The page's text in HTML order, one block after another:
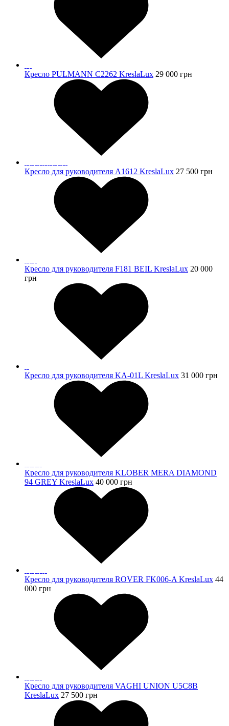
Кресло PULMANN C2262 KreslaLux 29 000 грн
Кресло для руководителя A1612 KreslaLux 27 500 грн
Кресло для руководителя F181 BEIL KreslaLux 20 000
грн
Кресло для руководителя KA-01L KreslaLux 31 000 грн
Кресло для руководителя KLOBER MERA DIAMOND
94 GREY KreslaLux 40 000 грн
Кресло для руководителя ROVER FK006-A KreslaLux 44
000 грн
Кресло для руководителя VAGHI UNION U5C8B
KreslaLux 27 500 грн